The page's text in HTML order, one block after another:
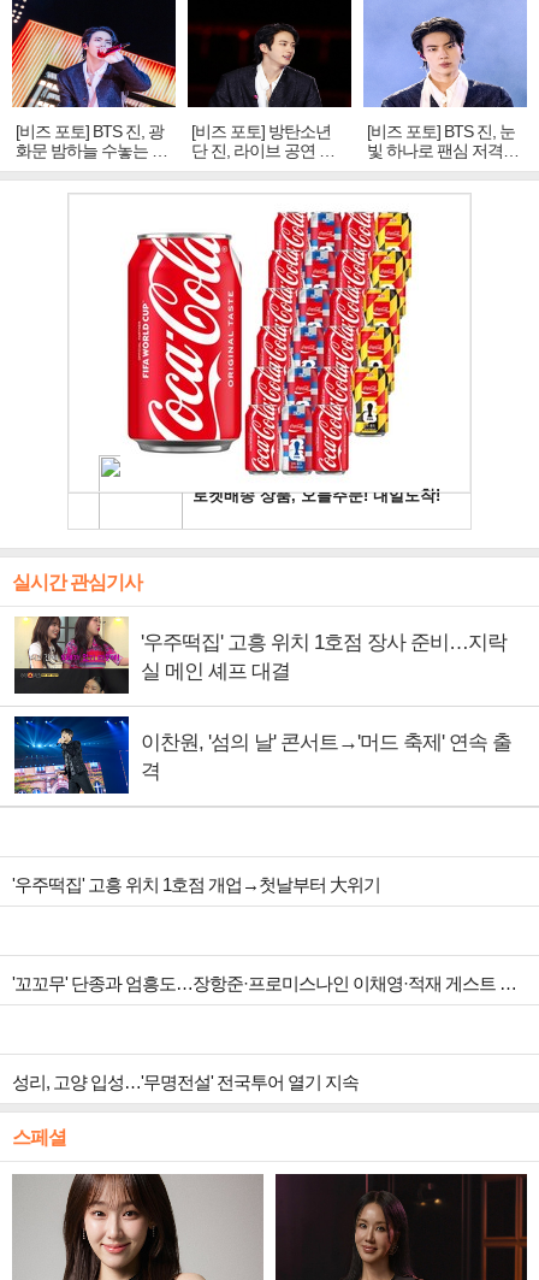
[비즈 포토] BTS 진, 광
화문 밤하늘 수놓는 '비
주얼 킹'의 열창
[비즈 포토] 방탄소년
단 진, 라이브 공연 중
빛나는 독보적 아우라
[비즈 포토] BTS 진, 눈
빛 하나로 팬심 저격…
독보적 카리스마
실시간 관심기사
'우주떡집' 고흥 위치 1호점 장사 준비…지락
실 메인 셰프 대결
이찬원, '섬의 날' 콘서트→'머드 축제' 연속 출
격
'우주떡집' 고흥 위치 1호점 개업→첫날부터 大위기
'꼬꼬무' 단종과 엄흥도…장항준·프로미스나인 이채영·적재 게스트 출연
성리, 고양 입성…'무명전설' 전국투어 열기 지속
스페셜